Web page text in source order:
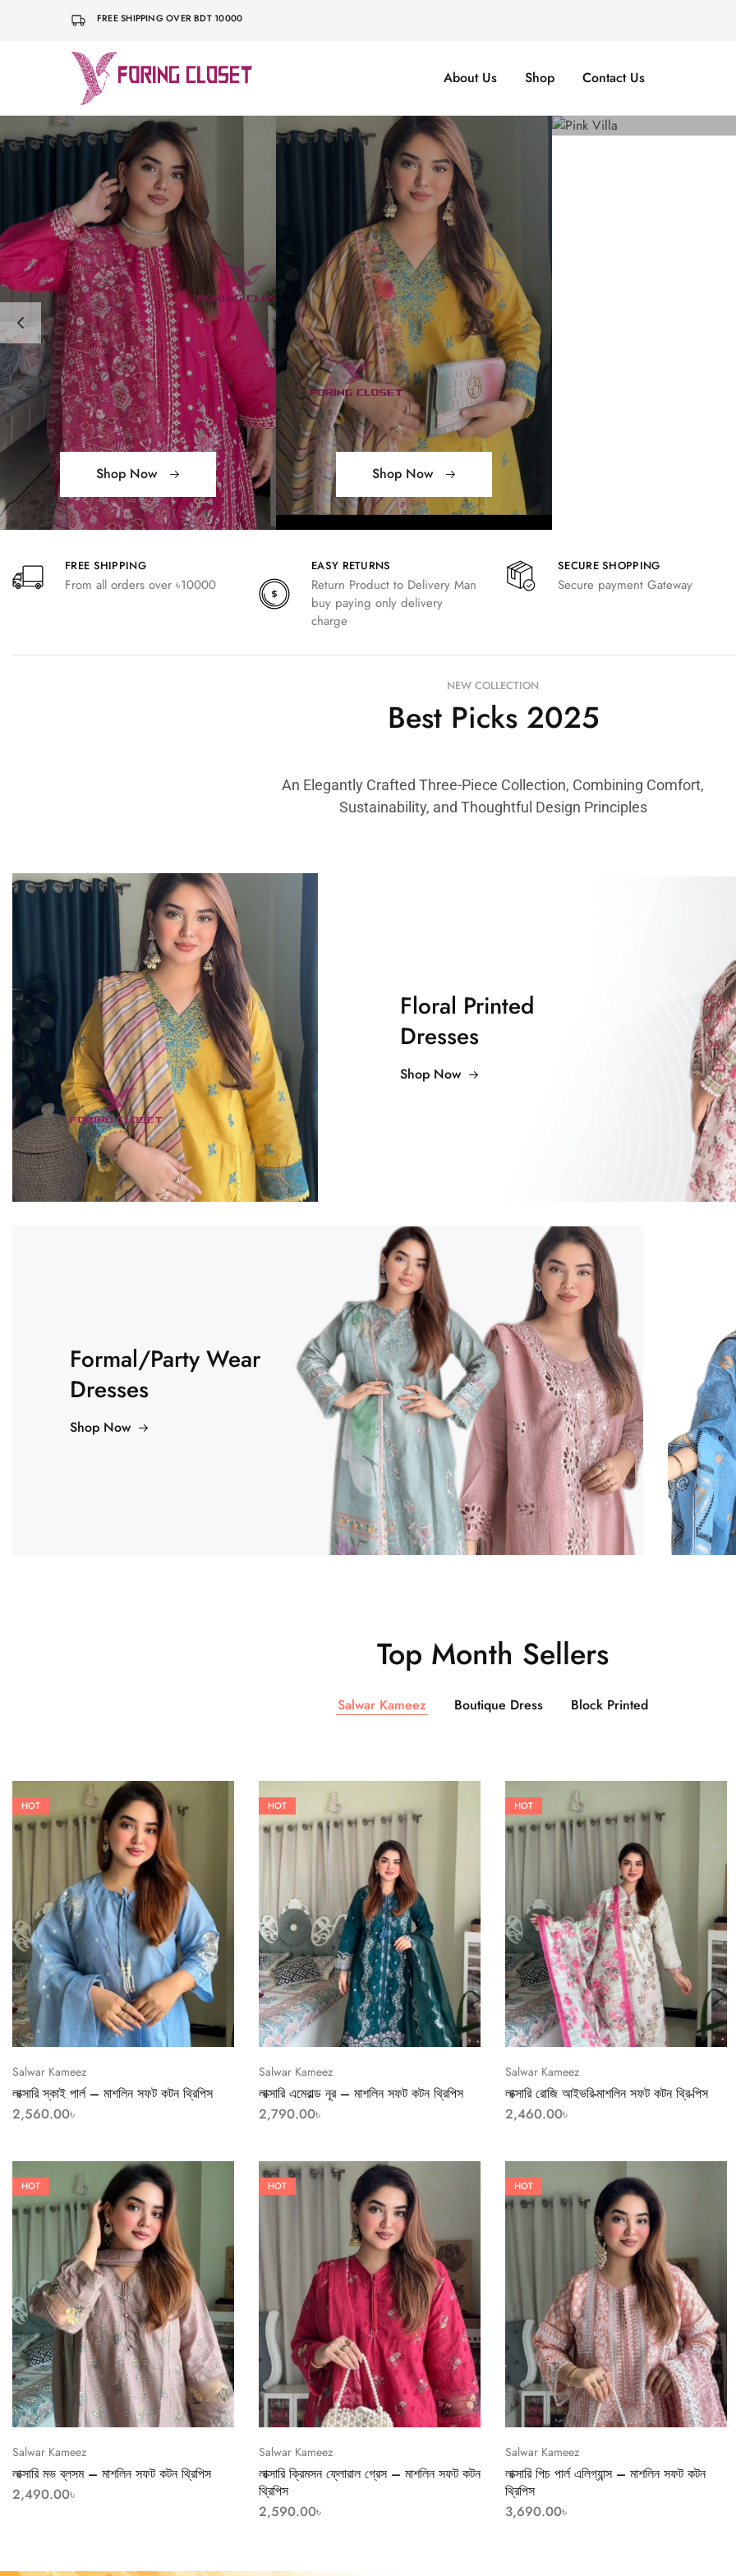
FREE SHIPPING OVER BDT 10000
Foring
Closet
About Us Shop Contact Us
Shop Now Shop Now
FREE SHIPPING
From all orders over ৳10000
EASY RETURNS
Return Product to Delivery Man
buy paying only delivery
charge
SECURE SHOPPING
Secure payment Gateway
NEW COLLECTION
Best Picks 2025
An Elegantly Crafted Three-Piece Collection, Combining Comfort,
Sustainability, and Thoughtful Design Principles
Floral Printed
Dresses
Shop Now
Formal/Party Wear
Dresses
Shop Now
Top Month Sellers
Salwar Kameez Boutique Dress Block Printed
HOT
Salwar Kameez
লাক্সারি স্কাই পার্ল – মাশলিন সফট কটন থ্রিপিস
2,560.00৳
HOT
Salwar Kameez
লাক্সারি এমেরাল্ড নূর – মাশলিন সফট কটন থ্রিপিস
2,790.00৳
HOT
Salwar Kameez
লাক্সারি রোজি আইভরি-মাশলিন সফট কটন থ্রি-পিস
2,460.00৳
HOT
Salwar Kameez
লাক্সারি মভ ব্লসম – মাশলিন সফট কটন থ্রিপিস
2,490.00৳
HOT
Salwar Kameez
লাক্সারি ক্রিমসন ফ্লোরাল গ্রেস – মাশলিন সফট কটন
থ্রিপিস
2,590.00৳
HOT
Salwar Kameez
লাক্সারি পিচ পার্ল এলিগ্যান্স – মাশলিন সফট কটন
থ্রিপিস
3,690.00৳